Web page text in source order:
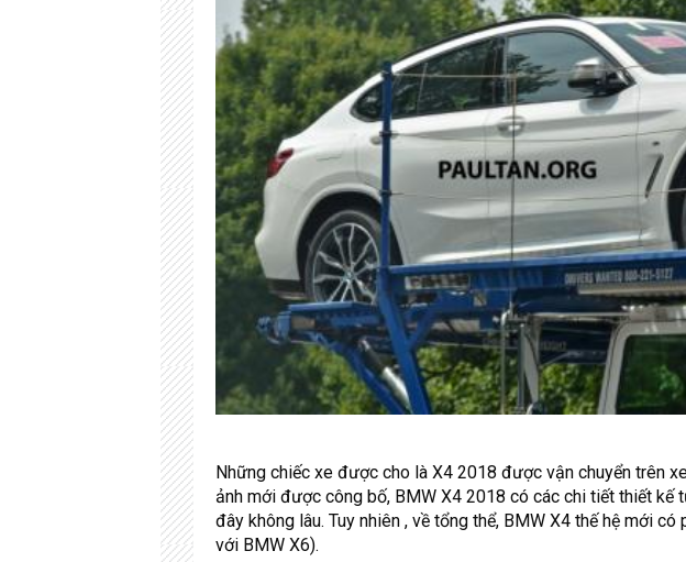
Những chiếc xe được cho là X4 2018 được vận chuyển trên
ảnh mới được công bố, BMW X4 2018 có các chi tiết thiết
đây không lâu. Tuy nhiên , về tổng thể, BMW X4 thế hệ mới
với BMW X6).